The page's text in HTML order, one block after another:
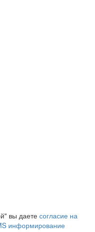
вы даете согласие на
информирование